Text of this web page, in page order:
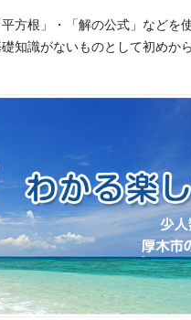
方根」・「解の公式」などを
知識がないものとして初めか